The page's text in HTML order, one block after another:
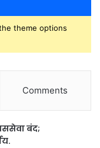
theme options
Comments
बंद;